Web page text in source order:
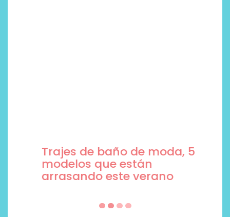
Trajes de baño de moda, 5
modelos que están
arrasando este verano